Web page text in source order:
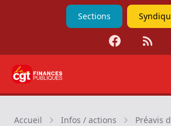
Sections
Facebook
RSS
CGT Finances publiques
Accueil Infos / actions Préavis